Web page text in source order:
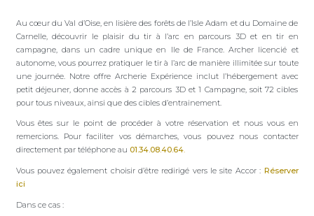
Au cœur du Val d’Oise, en lisière des forêts de l’Isle Adam et du Domaine de
Carnelle, découvrir le plaisir du tir à l’arc en parcours 3D et en tir en
campagne, dans un cadre unique en Ile de France. Archer licencié et
autonome, vous pourrez pratiquer le tir à l’arc de manière illimitée sur toute
une journée. Notre offre Archerie Expérience inclut l’hébergement avec
petit déjeuner, donne accès à 2 parcours 3D et 1 Campagne, soit 72 cibles
pour tous niveaux, ainsi que des cibles d’entrainement.
Vous êtes sur le point de procéder à votre réservation et nous vous en
remercions. Pour faciliter vos démarches, vous pouvez nous contacter
directement par téléphone au 01.34.08.40.64.
Vous pouvez également choisir d’être redirigé vers le site Accor : Réserver
ici
Dans ce cas :